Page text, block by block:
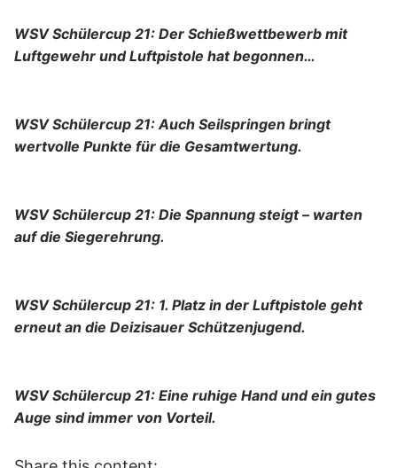
WSV Schülercup 21: Der Schießwettbewerb mit
Luftgewehr und Luftpistole hat begonnen…
WSV Schülercup 21: Auch Seilspringen bringt
wertvolle Punkte für die Gesamtwertung.
WSV Schülercup 21: Die Spannung steigt – warten
auf die Siegerehrung.
WSV Schülercup 21: 1. Platz in der Luftpistole geht
erneut an die Deizisauer Schützenjugend.
WSV Schülercup 21: Eine ruhige Hand und ein gutes
Auge sind immer von Vorteil.